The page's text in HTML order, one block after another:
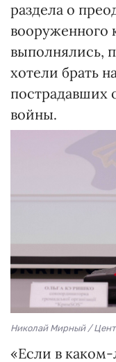
раздела о
вооруженного
выполнялись,
хотели брать
пострадавших
войны.
Николай Мирный /
«Если в